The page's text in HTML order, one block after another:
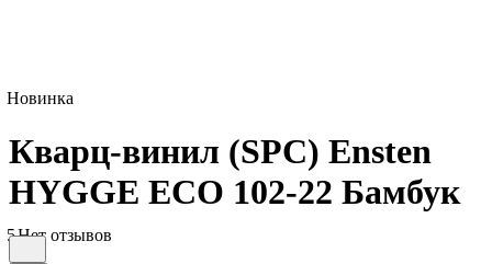
Новинка
Кварц-винил (SPC) Ensten
HYGGE ECO 102-22 Бамбук
5Нет отзывов